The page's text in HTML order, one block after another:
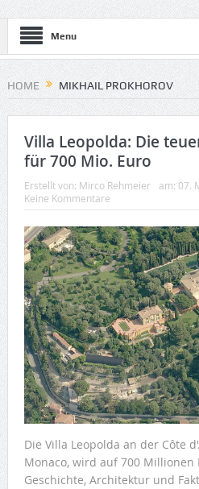
Menu
HOME MIKHAIL PROKHOROV
Villa Leopolda: Die
für 700 Mio. Euro
Erstellt von: Mirco Rehmeier am: 07.
Keine Kommentare
Die Villa Leopolda an der Côte
Monaco, wird auf 700 Millionen
Geschichte, Architektur und